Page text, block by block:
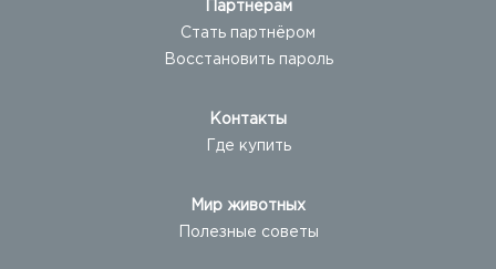
Партнёрам
Стать партнёром
Восстановить пароль
Контакты
Где купить
Мир животных
Полезные советы